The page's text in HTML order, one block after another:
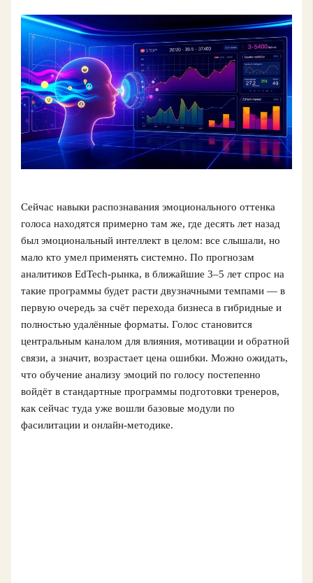
Сейчас навыки распознавания эмоционального оттенка
голоса находятся примерно там же, где десять лет назад
был эмоциональный интеллект в целом: все слышали, но
мало кто умел применять системно. По прогнозам
аналитиков EdTech‑рынка, в ближайшие 3–5 лет спрос на
такие программы будет расти двузначными темпами — в
первую очередь за счёт перехода бизнеса в гибридные и
полностью удалённые форматы. Голос становится
центральным каналом для влияния, мотивации и обратной
связи, а значит, возрастает цена ошибки. Можно ожидать,
что обучение анализу эмоций по голосу постепенно
войдёт в стандартные программы подготовки тренеров,
как сейчас туда уже вошли базовые модули по
фасилитации и онлайн‑методике.